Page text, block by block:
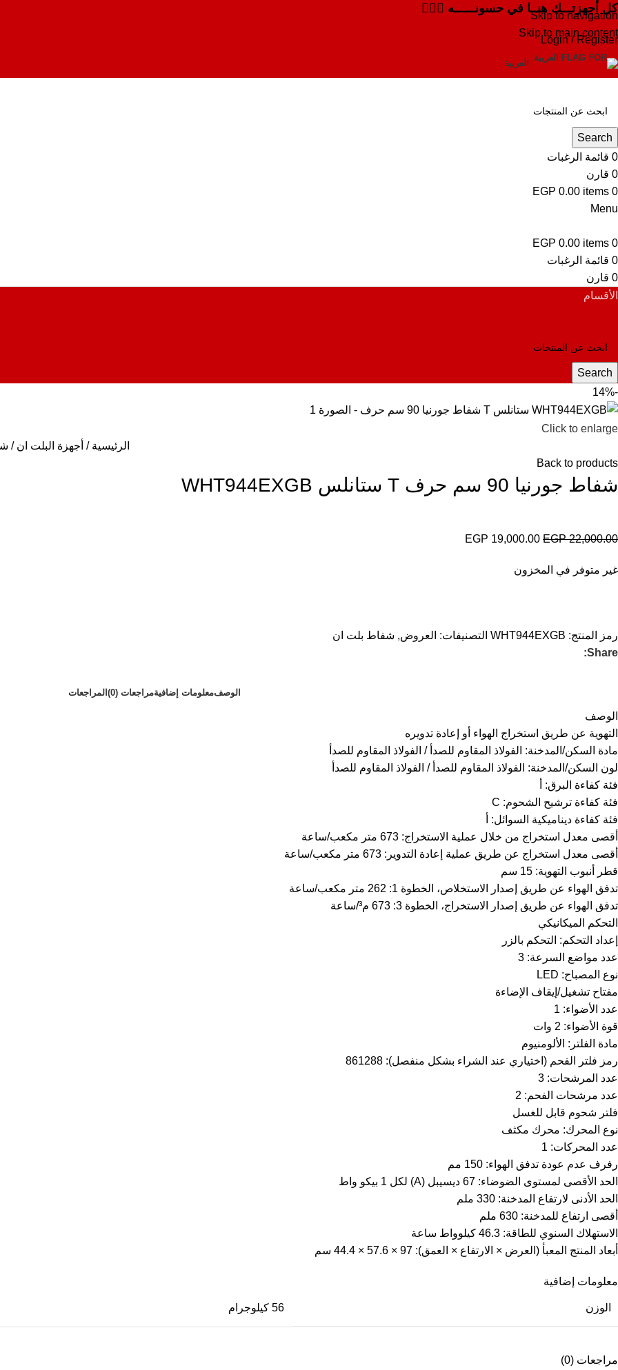
Skip to navigation
Skip to main content
كل أجهزتـــك هنــا في حسونــــــه ✌🏻✨
Login / Register
العربية
Search
0 قائمة الرغبات
0 قارن
0
items
EGP 0.00
Menu
0
items
EGP 0.00
0 قائمة الرغبات
0 قارن
الأقسام
Search
-14%
Click to enlarge
الرئيسية
أجهزة البلت ان
Back to products
شفاط جورنيا 90 سم حرف T ستانلس WHT944EXGB
EGP22,000.00
EGP 19,000.00
غير متوفر في المخزون
رمز المنتج: WHT944EXGB التصنيفات: العروض, شفاط بلت ان
Share:
الوصفمعلومات إضافيةمراجعات (0) المراجعات
الوصف
التهوية عن طريق استخراج الهواء أو إعادة تدويره
مادة السكن/المدخنة: الفولاذ المقاوم للصدأ / الفولاذ المقاوم للصدأ
لون السكن/المدخنة: الفولاذ المقاوم للصدأ / الفولاذ المقاوم للصدأ
فئة كفاءة البرق: أ
فئة كفاءة ترشيح الشحوم: C
فئة كفاءة ديناميكية السوائل: أ
أقصى معدل استخراج من خلال عملية الاستخراج: 673 متر مكعب/ساعة
أقصى معدل استخراج عن طريق عملية إعادة التدوير: 673 متر مكعب/ساعة
قطر أنبوب التهوية: 15 سم
تدفق الهواء عن طريق إصدار الاستخلاص، الخطوة 1: 262 متر مكعب/ساعة
تدفق الهواء عن طريق إصدار الاستخراج، الخطوة 3: 673 م³/ساعة
التحكم الميكانيكي
إعداد التحكم: التحكم بالزر
عدد مواضع السرعة: 3
نوع المصباح: LED
مفتاح تشغيل/إيقاف الإضاءة
عدد الأضواء: 1
قوة الأضواء: 2 وات
مادة الفلتر: الألومنيوم
رمز فلتر الفحم (اختياري عند الشراء بشكل منفصل): 861288
عدد المرشحات: 3
عدد مرشحات الفحم: 2
فلتر شحوم قابل للغسل
نوع المحرك: محرك مكثف
عدد المحركات: 1
رفرف عدم عودة تدفق الهواء: 150 مم
الحد الأقصى لمستوى الضوضاء: 67 ديسيبل (A) لكل 1 بيكو واط
الحد الأدنى لارتفاع المدخنة: 330 ملم
أقصى ارتفاع للمدخنة: 630 ملم
الاستهلاك السنوي للطاقة: 46.3 كيلوواط ساعة
أبعاد المنتج المعبأ (العرض × الارتفاع × العمق): 97 × 57.6 × 44.4 سم
معلومات إضافية
الوزن 56 كيلوجرام
مراجعات (0)